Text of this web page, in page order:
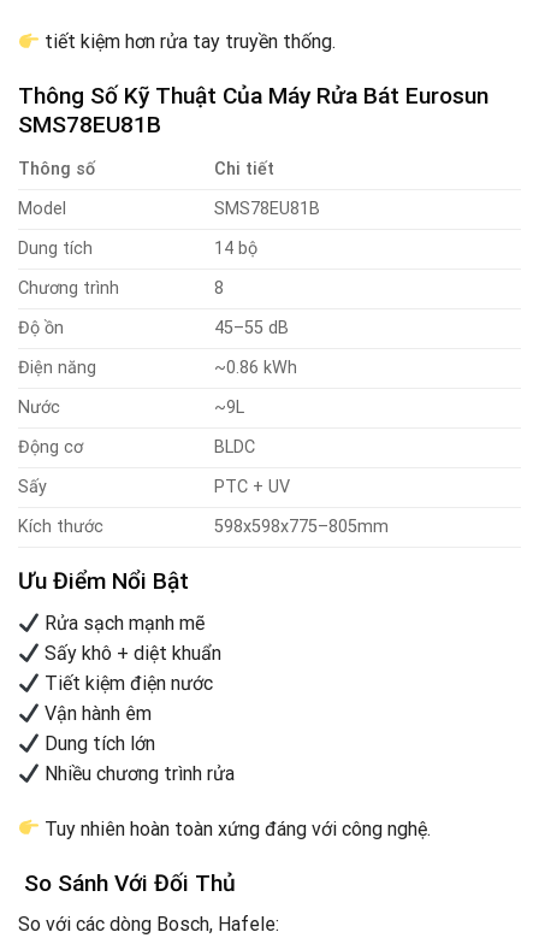
tiết kiệm hơn rửa tay truyền thống.
Thông Số Kỹ Thuật Của Máy Rửa Bát Eurosun
SMS78EU81B
Thông số
Chi tiết
Model
SMS78EU81B
Dung tích
14 bộ
Chương trình
8
Độ ồn
45–55 dB
Điện năng
~0.86 kWh
Nước
~9L
Động cơ
BLDC
Sấy
PTC + UV
Kích thước
598x598x775–805mm
Ưu Điểm Nổi Bật
Rửa sạch mạnh mẽ
Sấy khô + diệt khuẩn
Tiết kiệm điện nước
Vận hành êm
Dung tích lớn
Nhiều chương trình rửa
Tuy nhiên hoàn toàn xứng đáng với công nghệ.
So Sánh Với Đối Thủ
So với các dòng Bosch, Hafele: